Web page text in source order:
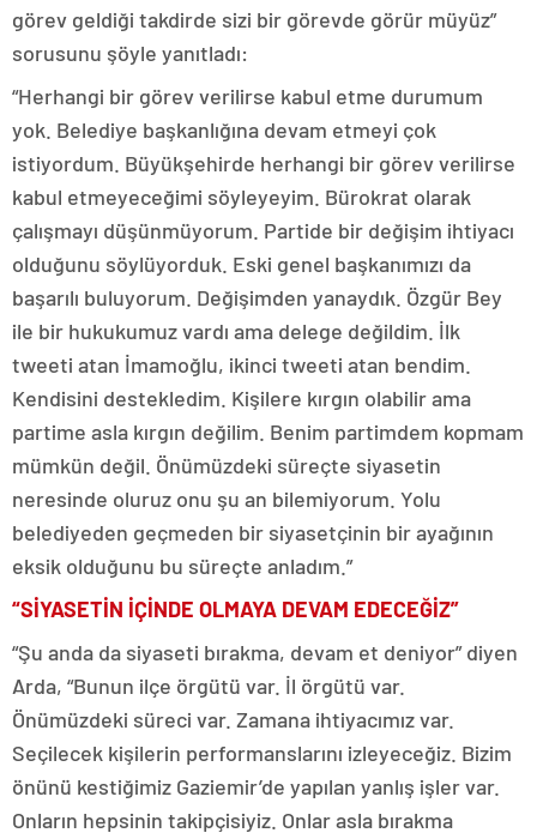
görev geldiği takdirde sizi bir görevde görür müyüz”
sorusunu şöyle yanıtladı:
“Herhangi bir görev verilirse kabul etme durumum
yok. Belediye başkanlığına devam etmeyi çok
istiyordum. Büyükşehirde herhangi bir görev verilirse
kabul etmeyeceğimi söyleyeyim. Bürokrat olarak
çalışmayı düşünmüyorum. Partide bir değişim ihtiyacı
olduğunu söylüyorduk. Eski genel başkanımızı da
başarılı buluyorum. Değişimden yanaydık. Özgür Bey
ile bir hukukumuz vardı ama delege değildim. İlk
tweeti atan İmamoğlu, ikinci tweeti atan bendim.
Kendisini destekledim. Kişilere kırgın olabilir ama
partime asla kırgın değilim. Benim partimdem kopmam
mümkün değil. Önümüzdeki süreçte siyasetin
neresinde oluruz onu şu an bilemiyorum. Yolu
belediyeden geçmeden bir siyasetçinin bir ayağının
eksik olduğunu bu süreçte anladım.”
“SİYASETİN İÇİNDE OLMAYA DEVAM EDECEĞİZ”
“Şu anda da siyaseti bırakma, devam et deniyor” diyen
Arda, “Bunun ilçe örgütü var. İl örgütü var.
Önümüzdeki süreci var. Zamana ihtiyacımız var.
Seçilecek kişilerin performanslarını izleyeceğiz. Bizim
önünü kestiğimiz Gaziemir’de yapılan yanlış işler var.
Onların hepsinin takipçisiyiz. Onlar asla bırakma